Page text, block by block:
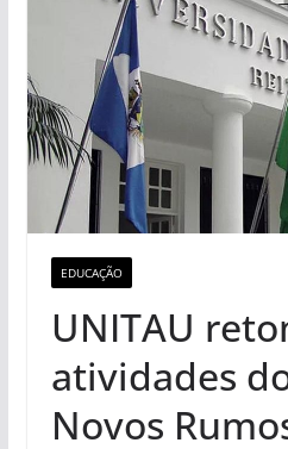
EDUCAÇÃO
UNITAU
atividades
Novos